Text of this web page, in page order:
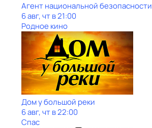
Агент национальной безопасности
6 авг, чт в 21:00
Родное кино
Дом у большой реки
6 авг, чт в 22:00
Спас